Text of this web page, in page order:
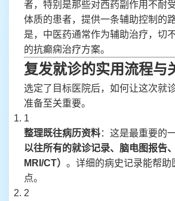
者，特别是那些对西药副作用不耐
体质的患者，提供一条辅助控制的
是，中医药通常作为辅助治疗，切
的抗癫痫治疗方案。
复发就诊的实用流程与
选定了目标医院后，如何让这次就
准备至关重要。
1
整理既往病历资料：这是最重要的
以往所有的就诊记录、脑电图报告
MRI/CT） 。详细的病史记录能帮助
点。
2